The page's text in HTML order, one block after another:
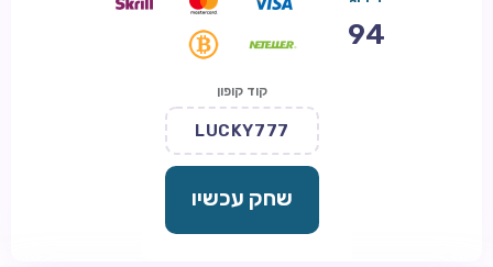
94
קוד קופון
LUCKY777
שחק עכשיו